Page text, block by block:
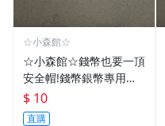
☆小森館☆
☆小森館☆錢幣也要一頂
安全帽!錢幣銀幣專用透
明壓克力盒收納保護盒.1
枚10元~55
$ 10
直購